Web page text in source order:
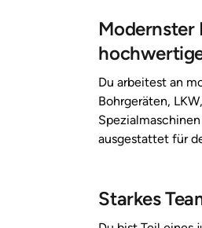
Modernster
Du arbeitest an
Bohrgeräten, LKW,
ausgestattet für
Starkes